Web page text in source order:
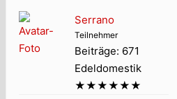
Serrano
Teilnehmer
Beiträge: 671
Edeldomestik
★★★★★★